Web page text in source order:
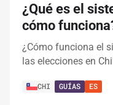
¿Qué es el
cómo
¿Cómo funciona el
las elecciones en
CHI GUÍAS ES